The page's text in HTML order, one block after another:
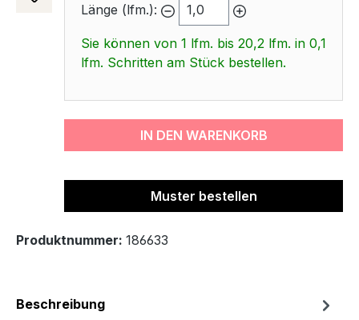
Länge (lfm.):
Sie können von 1 lfm. bis 20,2 lfm. in 0,1
lfm. Schritten am Stück bestellen.
IN DEN WARENKORB
Muster bestellen
Produktnummer: 186633
Beschreibung